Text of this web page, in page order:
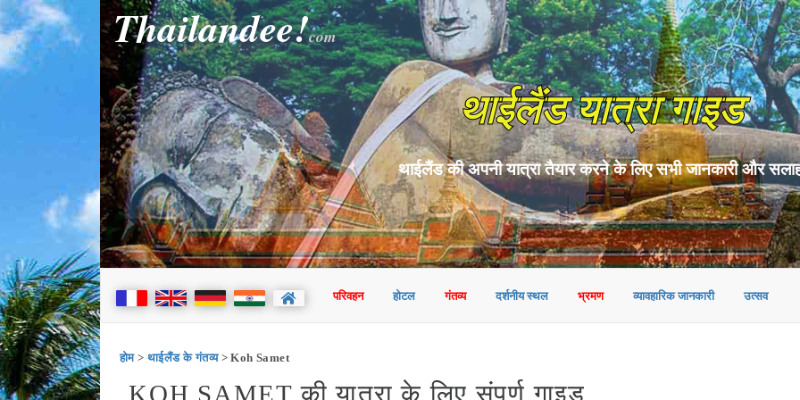
Thailandee!com
थाईलैंड यात्रा गाइड
थाईलैंड की अपनी यात्रा तैयार करने के लिए सभी जानकारी और
परिवहन होटल गंतव्य दर्शनीय स्थल भ्रमण व्यावहारिक जानकारी उत्सव
होम>थाईलैंड के गंतव्य> Koh Samet
KOH SAMET की यात्रा के लिए संपूर्ण गाइड